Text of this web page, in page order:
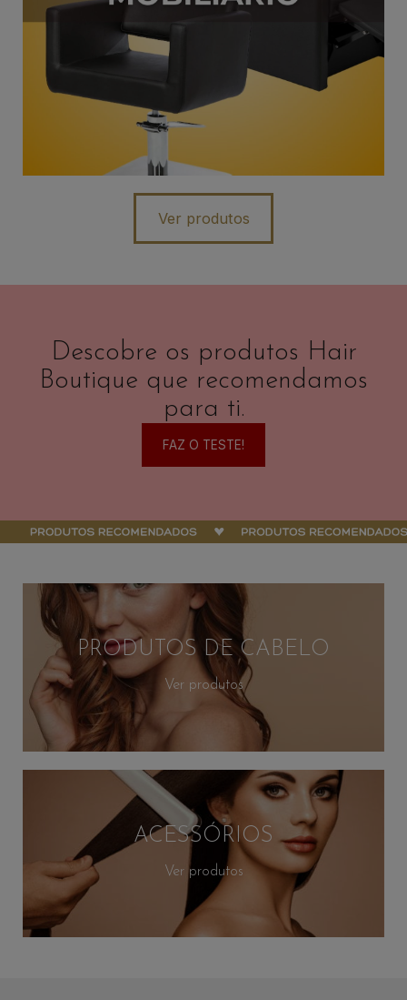
Ver produtos
Descobre os produtos Hair
Boutique que recomendamos
para ti.
FAZ O TESTE!
PRODUTOS DE CABELO
Ver produtos
ACESSÓRIOS
Ver produtos